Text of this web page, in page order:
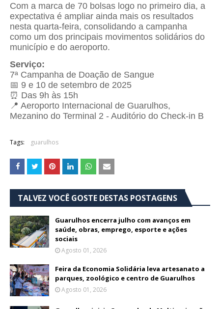
Com a marca de 70 bolsas logo no primeiro dia, a
expectativa é ampliar ainda mais os resultados
nesta quarta-feira, consolidando a campanha
como um dos principais movimentos solidários do
município e do aeroporto.
Serviço:
7ª Campanha de Doação de Sangue
📅 9 e 10 de setembro de 2025
⏰ Das 9h às 15h
📍 Aeroporto Internacional de Guarulhos,
Mezanino do Terminal 2 - Auditório do Check-in B
Tags: guarulhos
TALVEZ VOCÊ GOSTE DESTAS POSTAGENS
Guarulhos encerra julho com avanços em
saúde, obras, emprego, esporte e ações
sociais
Agosto 01, 2026
Feira da Economia Solidária leva artesanato a
parques, zoológico e centro de Guarulhos
Agosto 01, 2026